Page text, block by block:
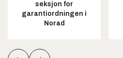
seksjon for
garantiordningen i
Norad